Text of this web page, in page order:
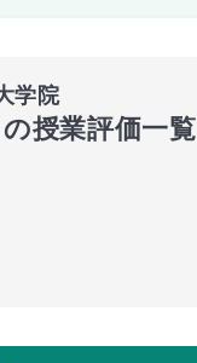
学院
の授業評価一覧